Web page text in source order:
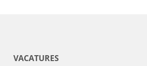
VACATURES